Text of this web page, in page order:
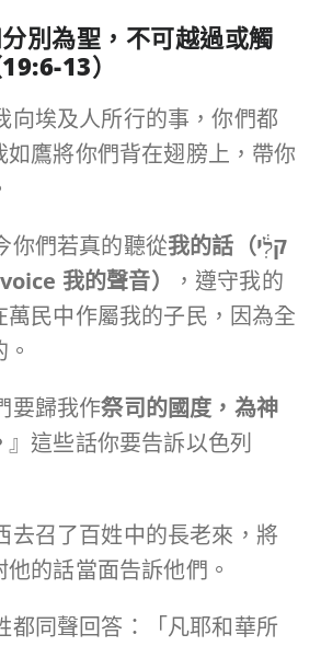
別為聖，不可越過或觸
19:6-13）
向埃及人所行的事，你們都
如鷹將你們背在翅膀上，帶你
你們若真的聽從我的話（קֹלִ֔י
我的聲音）
，遵守我的
萬民中作屬我的子民，因為全
要歸我作祭司的國度，為神
』這些話你要告訴以色列
去召了百姓中的長老來，將
的話當面告訴他們。
都同聲回答：「凡耶和華所